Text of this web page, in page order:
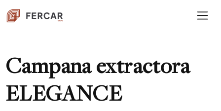
Campana extractora
ELEGANCE